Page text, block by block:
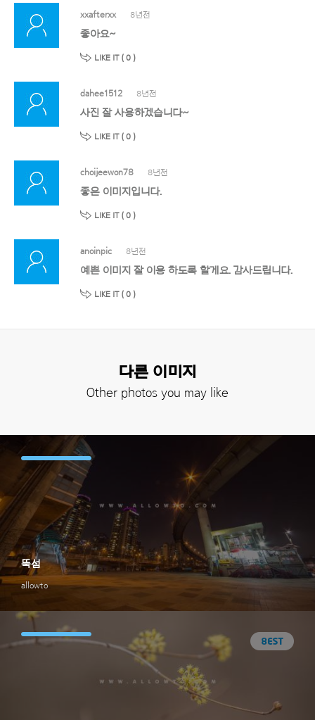
xxafterxx 8년전
좋아요~
LIKE IT ( 0 )
dahee1512 8년전
사진 잘 사용하겠습니다~
LIKE IT ( 0 )
choijeewon78 8년전
좋은 이미지입니다.
LIKE IT ( 0 )
anoinpic 8년전
예쁜 이미지 잘 이용 하도록 할게요. 감사드립니다.
LIKE IT ( 0 )
다른 이미지
Other photos you may like
allowto
뚝섬